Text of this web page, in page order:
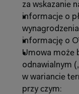
za wskazanie
informacje o
informację o
Umowa może
odnawialnym (
w wariancie
przy czym: